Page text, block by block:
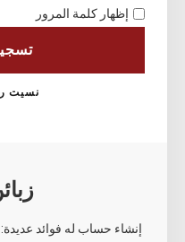
إظهار كلمة المرور
نسيت
إنشاء حساب له فوائد